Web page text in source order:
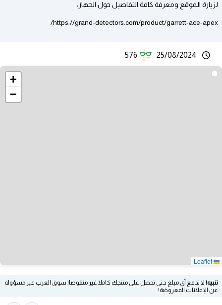
لزيارة الموقع ومعرفة كافة التفاصيل حول الجهاز:
https://grand-detectors.com/product/garrett-ace-apex/
25/08/2024
576
+
−
تنبيه! لا تدفع أي مبلغ حتى تحصل على منتجك كاملا غير منقوصا! سوق العرب غير مسؤولة
عن الإعلانات المعروضة!